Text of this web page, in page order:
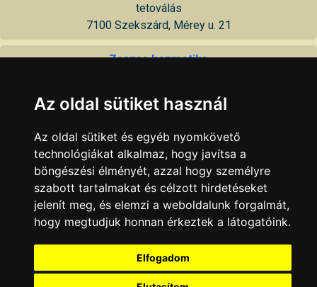
tetoválás
7100 Szekszárd, Mérey u. 21
Zsazsa kozmetika
7100 Szekszárd, Béri Balogh Ádám u. 72
Minden jog fenntartva © 2002 - 2026 Szeki.hu
Az oldal sütiket használ
Az oldal sütiket és egyéb nyomkövető
technológiákat alkalmaz, hogy javítsa a
böngészési élményét, azzal hogy személyre
szabott tartalmakat és célzott hirdetéseket
jelenít meg, és elemzi a weboldalunk forgalmát,
hogy megtudjuk honnan érkeztek a látogatóink.
Elfogadom